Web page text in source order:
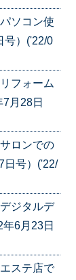
ソコン使
号）('22/0
フォーム
月28日
ロンでの
日号）('22/
ジタルデ
6月23日
ステ店で